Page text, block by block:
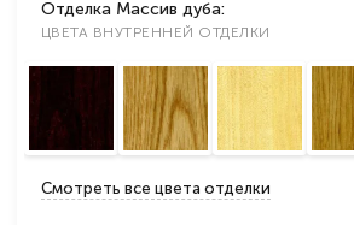
Отделка Массив дуба:
ЦВЕТА ВНУТРЕННЕЙ ОТДЕЛКИ
Смотреть все цвета отделки